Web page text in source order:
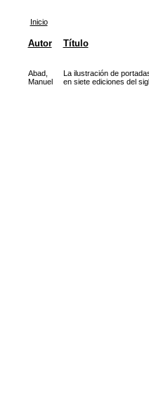
Inicio
Autor Título
Abad,
Manuel
La ilustración de
en siete ediciones del